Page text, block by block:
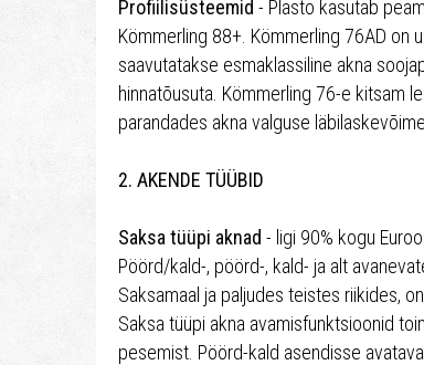
Profiilisüsteemid - Plasto kasutab
Kömmerling 88+. Kömmerling 76AD on
saavutatakse esmaklassiline akna
hinnatõusuta. Kömmerling 76-e kitsam
parandades akna valguse
2. AKENDE TÜÜBID
Saksa tüüpi aknad - ligi 90% kogu
Pöörd/kald-, pöörd-, kald- ja alt
Saksamaal ja paljudes teistes riikides,
Saksa tüüpi akna avamisfunktsioonid
pesemist. Pöörd-kald asendisse